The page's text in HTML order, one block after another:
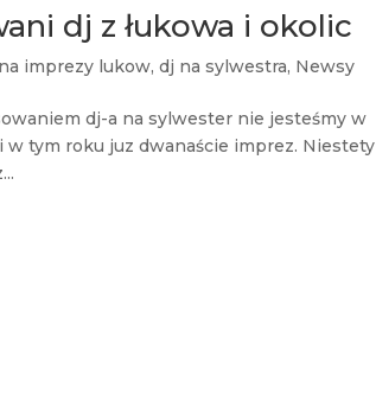
dj z łukowa i okolic
imprezy lukow,dj na sylwestra, Newsy
dj-a na sylwester nie jesteśmy w
tym roku juz dwanaście imprez. Niestety